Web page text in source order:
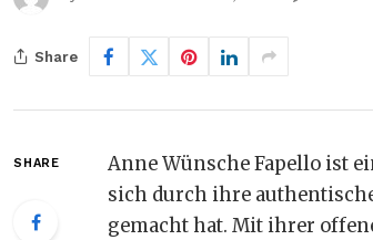
Share
SHARE
Anne Wünsche Fapello ist
sich durch ihre
gemacht hat. Mit ihrer